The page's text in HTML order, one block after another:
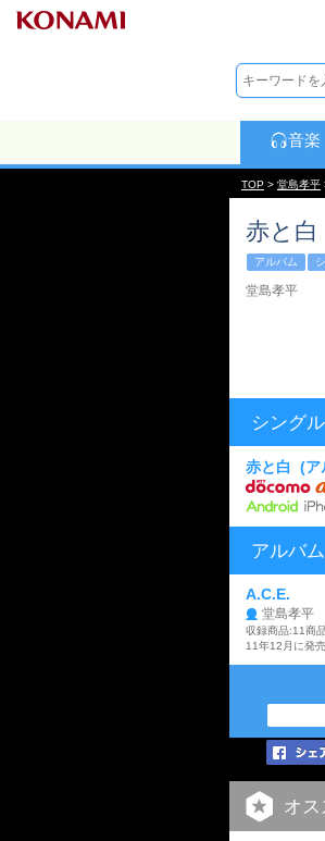
音楽
TOP > 堂島孝平
赤と白
アルバム
堂島孝平
シングル
赤と白 (ア
アルバム
A.C.E.
堂島孝平
収録商品:11商
オス